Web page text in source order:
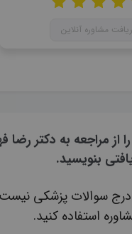
مشاوره آنلاین
از مراجعه به دکتر رضا
بنویسید.
سوالات پزشکی
استفاده کنید.